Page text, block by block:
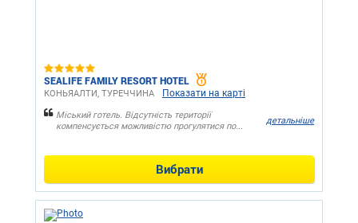
SEALIFE FAMILY RESORT HOTEL
КОНЬЯАЛТИ, ТУРЕЧЧИНА Показати на карті
Міський готель. Відсутність території
компенсується можливістю прогулятися по...
детальніше
Вибрати